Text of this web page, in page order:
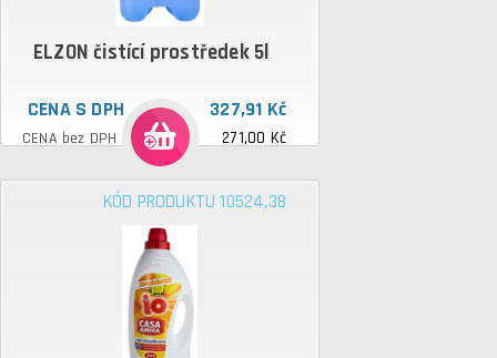
ELZON čistící prostředek 5l
CENA S DPH 327,91 Kč
CENA bez DPH 271,00 Kč
KÓD PRODUKTU 10524,38